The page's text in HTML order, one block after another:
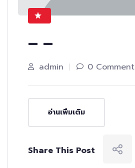
– –
admin 0 Comment
อ่านเพิ่มเติม
Share This Post